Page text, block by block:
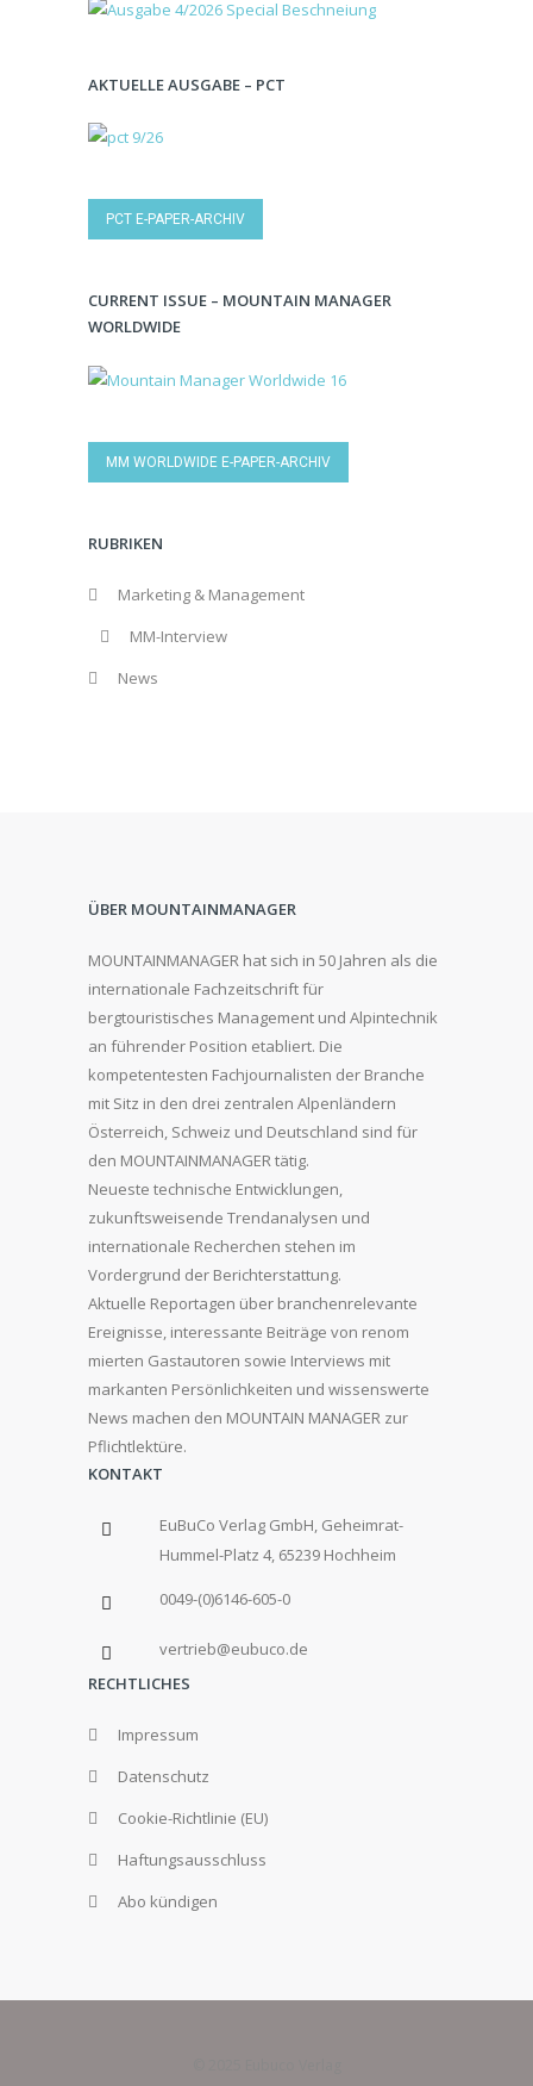
AKTUELLE AUSGABE – PCT
PCT E-PAPER-ARCHIV
CURRENT ISSUE – MOUNTAIN MANAGER
WORLDWIDE
MM WORLDWIDE E-PAPER-ARCHIV
RUBRIKEN
Marketing & Management
MM-Interview
News
ÜBER MOUNTAINMANAGER
MOUNTAINMANAGER hat sich in 50 Jahren als die
internationale Fachzeitschrift für
bergtouristisches Management und Alpintechnik
an führender Position etabliert. Die
kompetentesten Fachjournalisten der Branche
mit Sitz in den drei zentralen Alpenländern
Österreich, Schweiz und Deutschland sind für
den MOUNTAINMANAGER tätig.
Neueste technische Entwicklungen,
zukunftsweisende Trendanalysen und
internationale Recherchen stehen im
Vordergrund der Berichterstattung.
Aktuelle Reportagen über branchenrelevante
Ereignisse, interessante Beiträge von renom
mierten Gastautoren sowie Interviews mit
markanten Persönlichkeiten und wissenswerte
News machen den MOUNTAIN MANAGER zur
Pflichtlektüre.
KONTAKT
EuBuCo Verlag GmbH, Geheimrat-
Hummel-Platz 4, 65239 Hochheim
0049-(0)6146-605-0
vertrieb@eubuco.de
RECHTLICHES
Impressum
Datenschutz
Cookie-Richtlinie (EU)
Haftungsausschluss
Abo kündigen